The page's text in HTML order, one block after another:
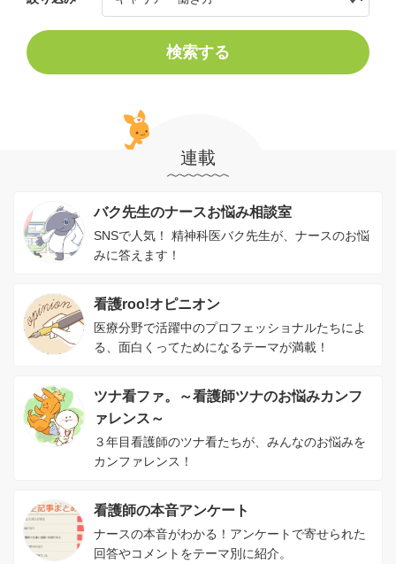
検索する
連載
バク先生のナースお悩み相談室
SNSで人気！ 精神科医バク先生が、ナースのお悩
みに答えます！
看護roo!オピニオン
医療分野で活躍中のプロフェッショナルたちによ
る、面白くってためになるテーマが満載！
ツナ看ファ。～看護師ツナのお悩みカンフ
ァレンス～
３年目看護師のツナ看たちが、みんなのお悩みを
カンファレンス！
看護師の本音アンケート
ナースの本音がわかる！アンケートで寄せられた
回答やコメントをテーマ別に紹介。